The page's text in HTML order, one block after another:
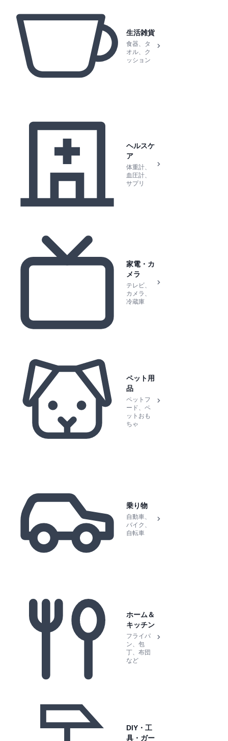
生活雑貨
食器、タ
オル、ク
ッション
ヘルスケ
ア
体重計、
血圧計、
サプリ
家電・カ
メラ
テレビ、
カメラ、
冷蔵庫
ペット用
品
ペットフ
ード、ペ
ットおも
ちゃ
乗り物
自動車、
バイク、
自転車
ホーム＆
キッチン
フライパ
ン、包
丁、布団
など
DIY・工
具・ガー